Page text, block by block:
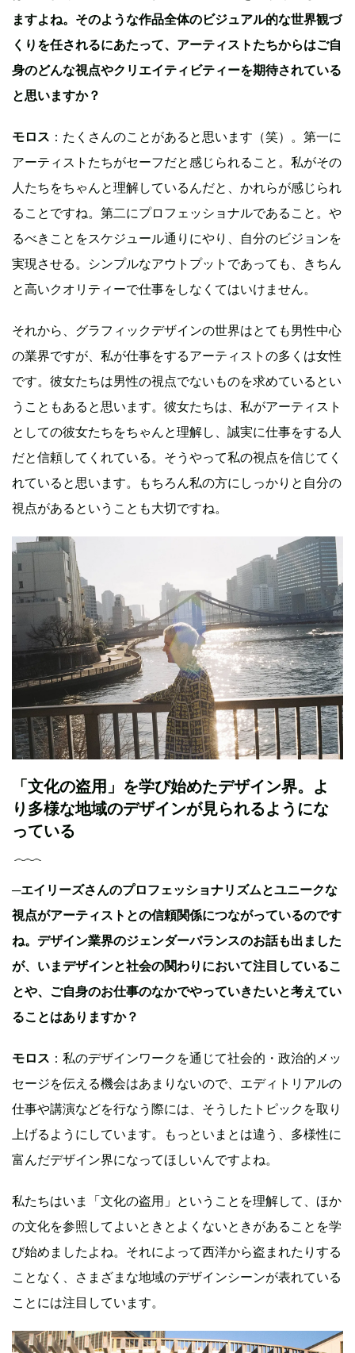
ますよね。そのような作品全体のビジュアル的な世界観づ
くりを任されるにあたって、アーティストたちからはご自
身のどんな視点やクリエイティビティーを期待されている
と思いますか？
モロス ：たくさんのことがあると思います（笑）。第一に
アーティストたちがセーフだと感じられること。私がその
人たちをちゃんと理解しているんだと、かれらが感じられ
ることですね。第二にプロフェッショナルであること。や
るべきことをスケジュール通りにやり、自分のビジョンを
実現させる。シンプルなアウトプットであっても、きちん
と高いクオリティーで仕事をしなくてはいけません。
それから、グラフィックデザインの世界はとても男性中心
の業界ですが、私が仕事をするアーティストの多くは女性
です。彼女たちは男性の視点でないものを求めているとい
うこともあると思います。彼女たちは、私がアーティスト
としての彼女たちをちゃんと理解し、誠実に仕事をする人
だと信頼してくれている。そうやって私の視点を信じてく
れていると思います。もちろん私の方にしっかりと自分の
視点があるということも大切ですね。
「文化の盗用」を学び始めたデザイン界。よ
り多様な地域のデザインが見られるようにな
っている
─エイリーズさんのプロフェッショナリズムとユニークな
視点がアーティストとの信頼関係につながっているのです
ね。デザイン業界のジェンダーバランスのお話も出ました
が、いまデザインと社会の関わりにおいて注目しているこ
とや、ご自身のお仕事のなかでやっていきたいと考えてい
ることはありますか？
モロス ：私のデザインワークを通じて社会的・政治的メッ
セージを伝える機会はあまりないので、エディトリアルの
仕事や講演などを行なう際には、そうしたトピックを取り
上げるようにしています。もっといまとは違う、多様性に
富んだデザイン界になってほしいんですよね。
私たちはいま「文化の盗用」ということを理解して、ほか
の文化を参照してよいときとよくないときがあることを学
び始めましたよね。それによって西洋から盗まれたりする
ことなく、さまざまな地域のデザインシーンが表れている
ことには注目しています。